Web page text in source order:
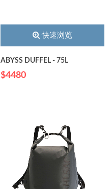
快速浏览
ABYSS DUFFEL - 75L
$4480